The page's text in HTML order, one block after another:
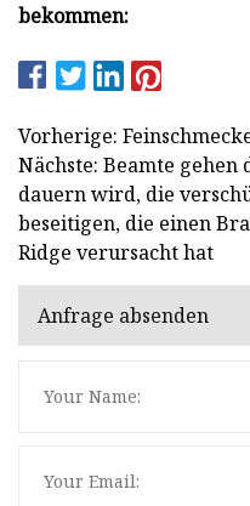
bekommen:
Vorherige:
Nächste: Beamte gehen
dauern wird, die
beseitigen, die einen
Ridge verursacht hat
Anfrage absenden